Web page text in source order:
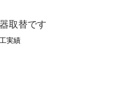
取替です
実績